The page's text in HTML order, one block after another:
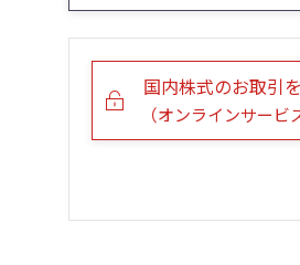
国内株式のお取引
（オンラインサービ